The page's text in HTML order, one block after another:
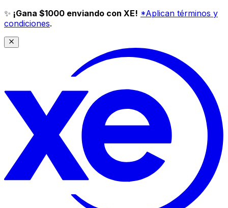
✨ ¡Gana $1000 enviando con XE! *Aplican términos y
condiciones.